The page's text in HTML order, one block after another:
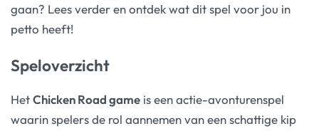
gaan? Lees verder en ontdek wat dit spel voor jou in
petto heeft!
Speloverzicht
HetChicken Road game is een actie-avonturenspel
waarin spelers de rol aannemen van een schattige kip